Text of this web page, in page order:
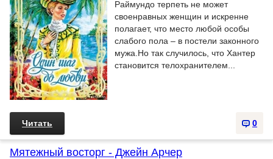
Раймундо терпеть не может
своенравных женщин и искренне
полагает, что место любой особы
слабого пола – в постели законного
мужа.Но так случилось, что Хантер
становится телохранителем...
0
Читать
Мятежный восторг - Джейн Арчер